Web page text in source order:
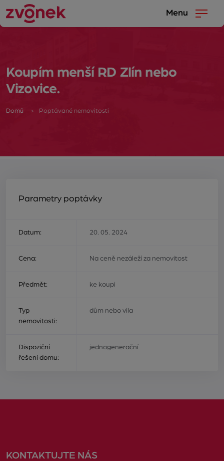
Menu
Koupím menší RD Zlín nebo
Vizovice.
Domů Poptávané nemovitosti
Parametry poptávky
Datum: 20. 05. 2024
Cena: Na ceně nezáleží za nemovitost
Předmět: ke koupi
Typ
nemovitosti:
dům nebo vila
Dispoziční
řešení domu:
jednogenerační
KONTAKTUJTE NÁS